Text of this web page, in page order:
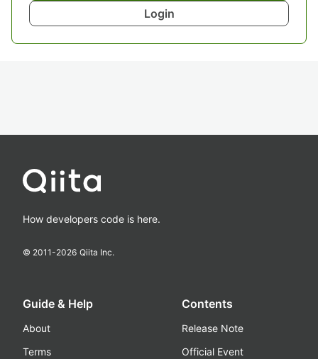
Login
How developers code is here.
© 2011-2026 Qiita Inc.
Guide & Help
About
Terms
Contents
Release Note
Official Event